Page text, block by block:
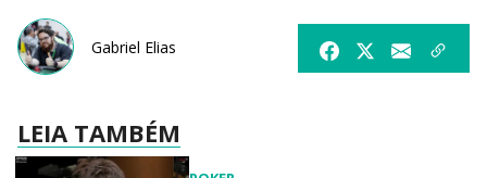
Gabriel Elias
LEIA TAMBÉM